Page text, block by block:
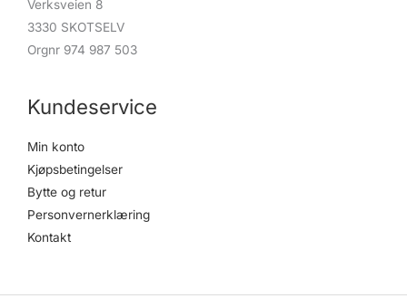
Verksveien 8
3330 SKOTSELV
Orgnr 974 987 503
Kundeservice
Min konto
Kjøpsbetingelser
Bytte og retur
Personvernerklæring
Kontakt